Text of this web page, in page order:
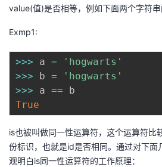
注
开
发
者
学
堂
我
的
Programs
我
的
支
持
的
我
value(值)是否相等，例如下面两个字符串
Exmp1:
>>> a =
'hogwarts'
>>> b =
'hogwarts'
>>> a ==
True
is也被叫做同一性运算符，这个运算符比
份标识，也就是id是否相同。通过对下面
观明白is同一性运算符的工作原理：